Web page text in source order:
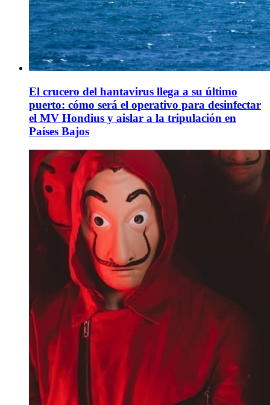
El crucero del hantavirus llega a su último
puerto: cómo será el operativo para desinfectar
el MV Hondius y aislar a la tripulación en
Países Bajos